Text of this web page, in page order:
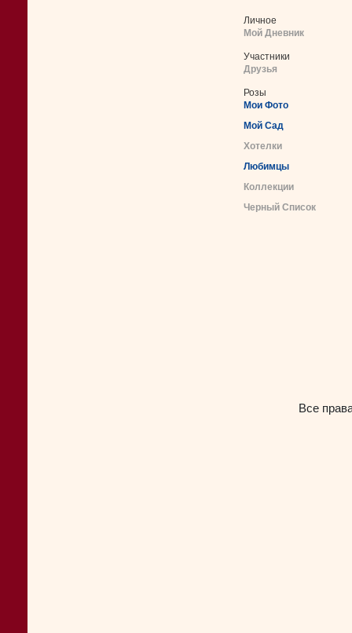
Личное
Мой Дневник
Участники
Друзья
Розы
Мои Фото
Мой Сад
Хотелки
Любимцы
Коллекции
Черный Список
Все